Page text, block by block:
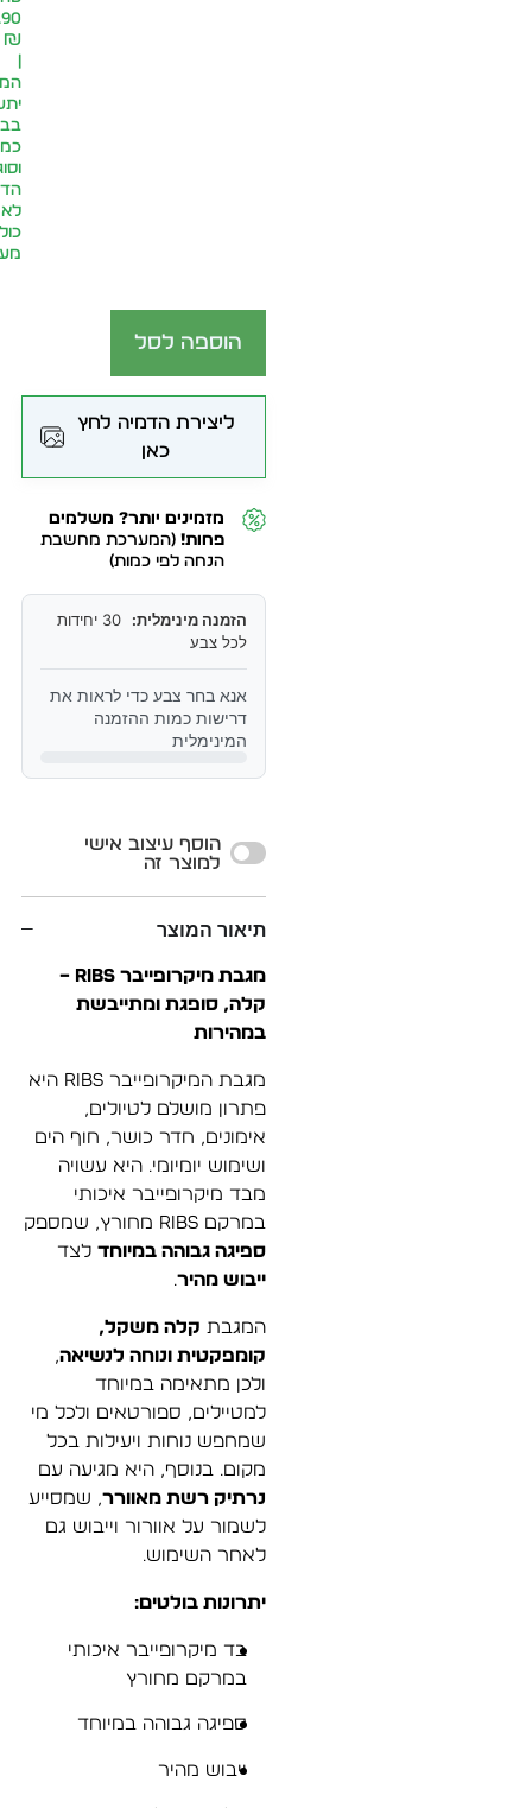
₪
לא
הוספה לסל
ליצירת הדמיה לחץ
כאן
מזמינים יותר? משלמים
פחות! (המערכת מחשבת
הנחה לפי כמות)
הזמנה מינימלית:
30 יחידות
לכל צבע
אנא בחר צבע כדי לראות את
דרישות כמות ההזמנה
המינימלית
הוסף עיצוב אישי
למוצר זה
תיאור המוצר
מגבת מיקרופייבר RIBS –
קלה, סופגת ומתייבשת
במהירות
מגבת המיקרופייבר RIBS היא
פתרון מושלם לטיולים,
אימונים, חדר כושר, חוף הים
ושימוש יומיומי. היא עשויה
מבד מיקרופייבר איכותי
במרקם RIBS מחורץ, שמספק
ספיגה גבוהה במיוחד לצד
ייבוש מהיר.
המגבת קלה משקל,
קומפקטית ונוחה לנשיאה,
ולכן מתאימה במיוחד
למטיילים, ספורטאים ולכל מי
שמחפש נוחות ויעילות בכל
מקום. בנוסף, היא מגיעה עם
נרתיק רשת מאוורר, שמסייע
לשמור על אוורור וייבוש גם
לאחר השימוש.
יתרונות בולטים:
בד מיקרופייבר איכותי
במרקם מחורץ
ספיגה גבוהה במיוחד
ייבוש מהיר